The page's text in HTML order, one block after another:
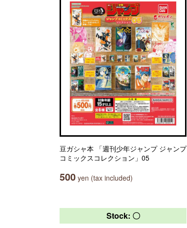
豆ガシャ本 「週刊少年ジャンプ ジャンプ
コミックスコレクション」05
500 yen (tax included)
Stock: 〇